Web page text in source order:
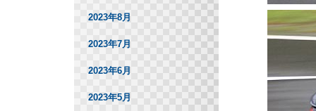
2023年8月
2023年7月
2023年6月
2023年5月